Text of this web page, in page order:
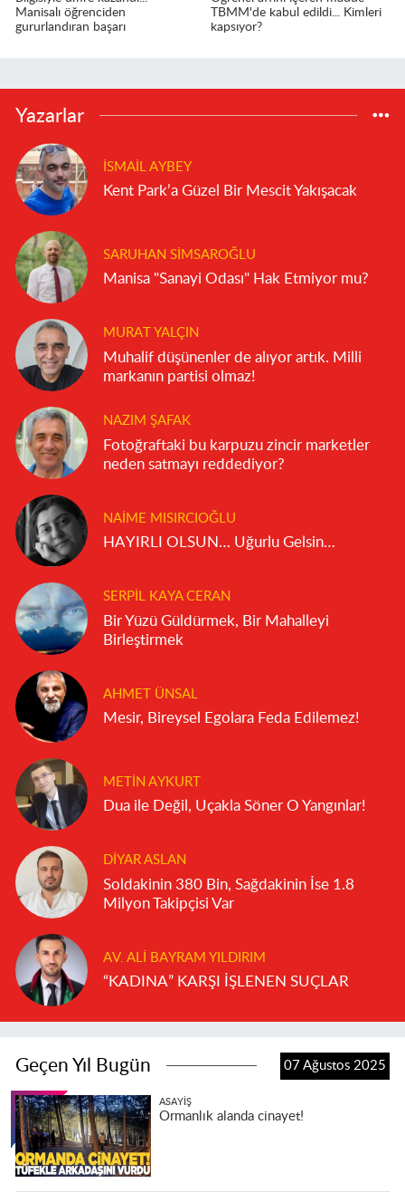
Manisalı öğrenciden
gururlandıran başarı
TBMM'de kabul edildi... Kimleri
kapsıyor?
Yazarlar
İSMAIL AYBEY
Kent Park’a Güzel Bir Mescit Yakışacak
SARUHAN SIMSAROĞLU
Manisa "Sanayi Odası" Hak Etmiyor mu?
MURAT YALÇIN
Muhalif düşünenler de alıyor artık. Milli
markanın partisi olmaz!
NAZIM ŞAFAK
Fotoğraftaki bu karpuzu zincir marketler
neden satmayı reddediyor?
NAIME MISIRCIOĞLU
HAYIRLI OLSUN… Uğurlu Gelsin…
SERPIL KAYA CERAN
Bir Yüzü Güldürmek, Bir Mahalleyi
Birleştirmek
AHMET ÜNSAL
Mesir, Bireysel Egolara Feda Edilemez!
METIN AYKURT
Dua ile Değil, Uçakla Söner O Yangınlar!
DIYAR ASLAN
Soldakinin 380 Bin, Sağdakinin İse 1.8
Milyon Takipçisi Var
AV. ALI BAYRAM YILDIRIM
“KADINA” KARŞI İŞLENEN SUÇLAR
Geçen Yıl Bugün 07 Ağustos 2025
ASAYIŞ
Ormanlık alanda cinayet!